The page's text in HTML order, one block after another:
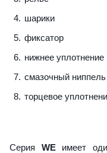
шарики
фиксатор
нижнее уплотнение
смазочный ниппель
торцевое
Серия WEимеет